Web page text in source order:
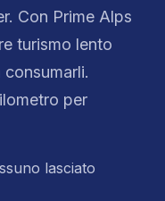
Con Prime Alps
turismo lento
per
lasciato